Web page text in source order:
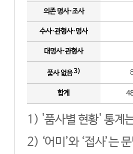
의존 명사·조사
수사·관형사·명사
대명사·관형사
품사 없음3)
합계
1) '품사별 현황' 통계
2) ‘어미’와 ‘접사’는